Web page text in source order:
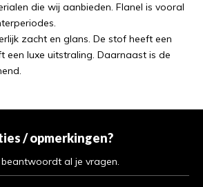
die wij aanbieden. Flanel is vooral
zacht en glans. De stof heeft een
een luxe uitstraling. Daarnaast is de
/ opmerkingen?
al je vragen.